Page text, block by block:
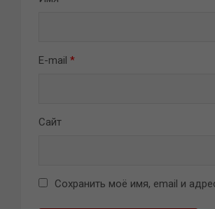
E-mail *
Сайт
Сохранить моё имя, email и